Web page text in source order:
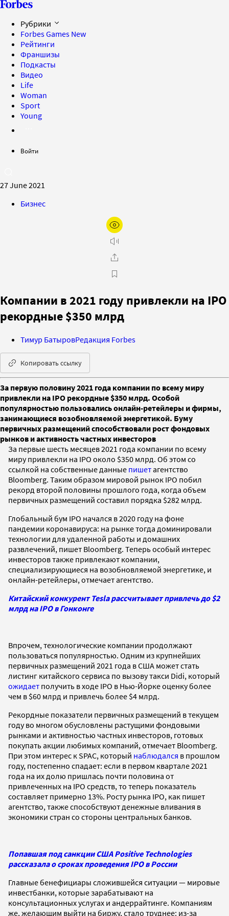
Рубрики
Forbes Games New
Рейтинги
Франшизы
Подкасты
Видео
Life
Woman
Sport
Young
Войти
27 June 2021
Бизнес
Компании в 2021 году привлекли на IPO
рекордные $350 млрд
Тимур БатыровРедакция Forbes
Копировать ссылку
За первую половину 2021 года компании по всему миру
привлекли на IPO рекордные $350 млрд. Особой
популярностью пользовались онлайн-ретейлеры и фирмы,
занимающиеся возобновляемой энергетикой. Буму
первичных размещений способствовали рост фондовых
рынков и активность частных инвесторов
За первые шесть месяцев 2021 года компании по всему
миру привлекли на IPO около $350 млрд. Об этом со
ссылкой на собственные данные пишетагентство
Bloomberg. Таким образом мировой рынок IPO побил
рекорд второй половины прошлого года, когда объем
первичных размещений составил порядка $282 млрд.
Глобальный бум IPO начался в 2020 году на фоне
пандемии коронавируса: на рынке тогда доминировали
технологии для удаленной работы и домашних
развлечений, пишет Bloomberg. Теперь особый интерес
инвесторов также привлекают компании,
специализирующиеся на возобновляемой энергетике, и
онлайн-ретейлеры, отмечает агентство.
Китайский конкурент Tesla рассчитывает привлечь до $2
млрд на IPO в Гонконге
Впрочем, технологические компании продолжают
пользоваться популярностью. Одним из крупнейших
первичных размещений 2021 года в США может стать
листинг китайского сервиса по вызову такси Didi, который
ожидает получить в ходе IPO в Нью-Йорке оценку более
чем в $60 млрд и привлечь более $4 млрд.
Рекордные показатели первичных размещений в текущем
году во многом обусловлены растущими фондовыми
рынками и активностью частных инвесторов, готовых
покупать акции любимых компаний, отмечает Bloomberg.
При этом интерес к SPAC, который наблюдался в прошлом
году, постепенно спадает: если в первом квартале 2021
года на их долю пришлась почти половина от
привлеченных на IPO средств, то теперь показатель
составляет примерно 13%. Росту рынка IPO, как пишет
агентство, также способствуют денежные вливания в
экономики стран со стороны центральных банков.
Попавшая под санкции США Positive Technologies
рассказала о сроках проведения IPO в России
Главные бенефициары сложившейся ситуации — мировые
инвестбанки, которые зарабатывают на
консультационных услугах и андеррайтинге. Компаниям
же, желающим выйти на биржу, стало труднее: из-за